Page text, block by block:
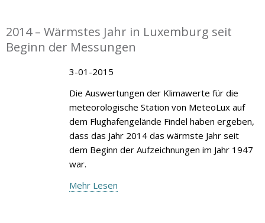
2014 – Wärmstes Jahr in Luxemburg seit
Beginn der Messungen
3-01-2015
Die Auswertungen der Klimawerte für die
meteorologische Station von MeteoLux auf
dem Flughafengelände Findel haben ergeben,
dass das Jahr 2014 das wärmste Jahr seit
dem Beginn der Aufzeichnungen im Jahr 1947
war.
Mehr Lesen